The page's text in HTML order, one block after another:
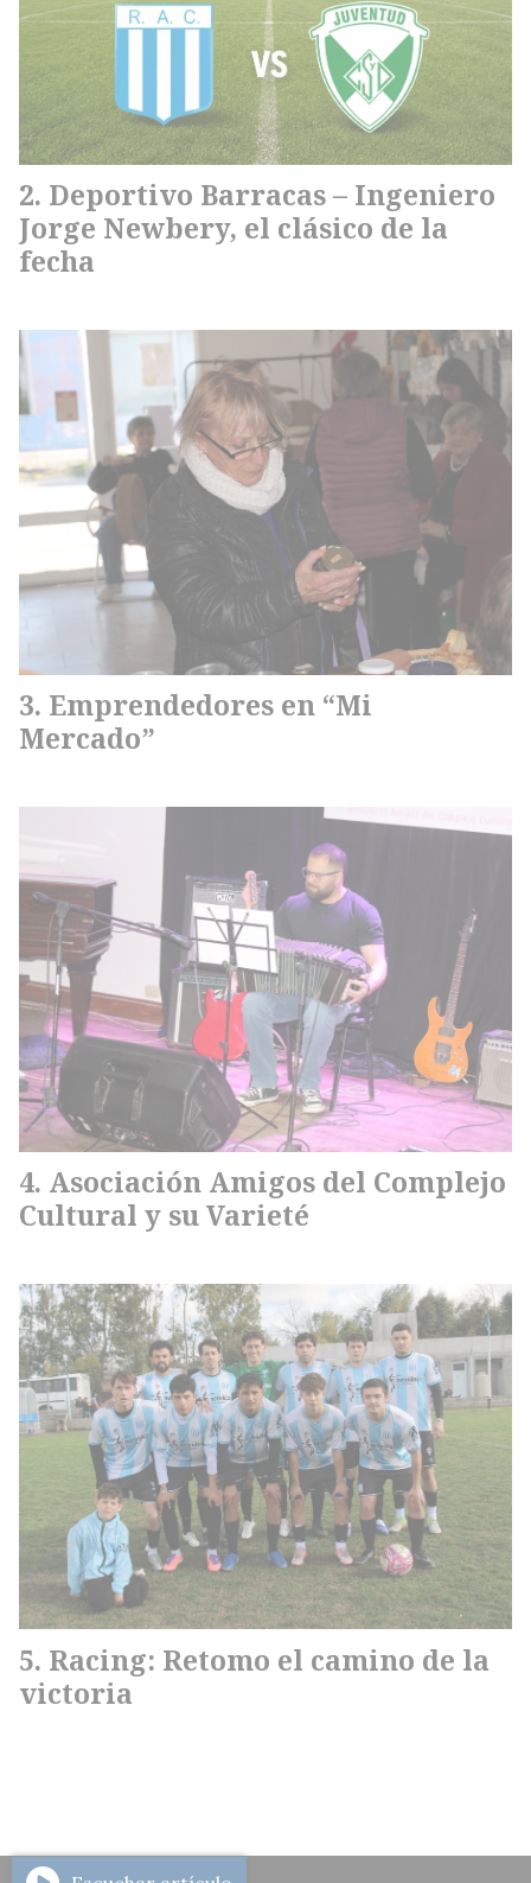
Deportivo Barracas – Ingeniero
Jorge Newbery, el clásico de la
fecha
Emprendedores en “Mi
Mercado”
Asociación Amigos del Complejo
Cultural y su Varieté
Racing: Retomo el camino de la
victoria